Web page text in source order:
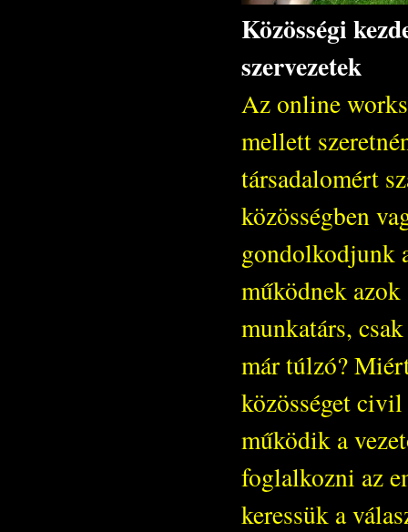
Közösségi
szervezetek
Az online
mellett
társadalomért
közösségben
gondolkodjunk
működnek
munkatárs,
már túlzó?
közösséget
működik a
foglalkozni az
keressük a